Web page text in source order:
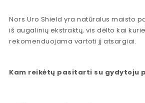
Nors Uro Shield yra natūralus maisto
iš augalinių ekstraktų, vis dėlto kai
rekomenduojama vartoti jį atsargiai.
Kam reikėtų pasitarti su gydytoju